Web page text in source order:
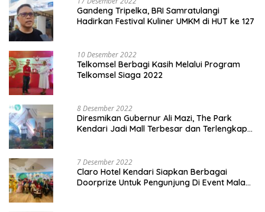
Gandeng Tripelka, BRI Samratulangi
Hadirkan Festival Kuliner UMKM di HUT ke 127
10 Desember 2022
Telkomsel Berbagi Kasih Melalui Program
Telkomsel Siaga 2022
8 Desember 2022
Diresmikan Gubernur Ali Mazi, The Park
Kendari Jadi Mall Terbesar dan Terlengkap
7 Desember 2022
Claro Hotel Kendari Siapkan Berbagai
Doorprize Untuk Pengunjung Di Event Malam